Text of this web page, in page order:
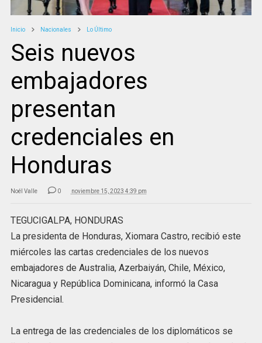
Inicio Nacionales Lo Último
Seis nuevos
embajadores
presentan
credenciales en
Honduras
Noél Valle 0 noviembre 15, 2023 4:39 pm
TEGUCIGALPA, HONDURAS
La presidenta de Honduras, Xiomara Castro, recibió este
miércoles las cartas credenciales de los nuevos
embajadores de Australia, Azerbaiyán, Chile, México,
Nicaragua y República Dominicana, informó la Casa
Presidencial.
La entrega de las credenciales de los diplomáticos se